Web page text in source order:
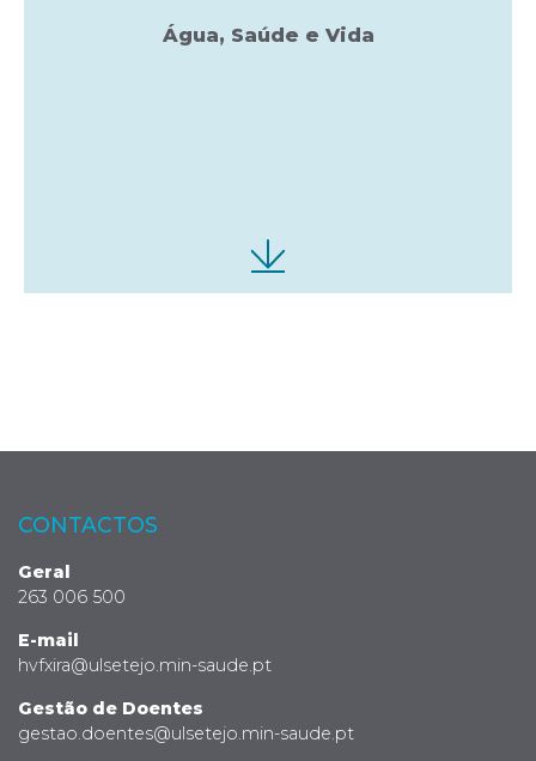
Água, Saúde e Vida
CONTACTOS
Geral
263 006 500
E-mail
hvfxira@ulsetejo.min-saude.pt
Gestão de Doentes
gestao.doentes@ulsetejo.min-saude.pt